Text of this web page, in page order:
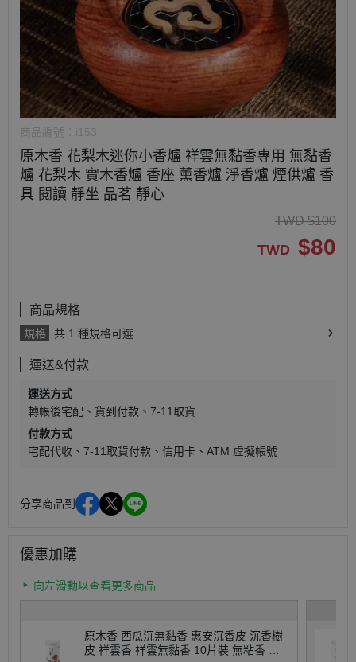
商品編號： i153
原木香 花梨木迷你小香爐 祥雲無黏香專用 無黏香
爐 花梨木 實木香爐 香座 薰香爐 淨香爐 煙供爐 香
具 閱讀 靜坐 品茗 靜心
TWD $100
TWD $80
商品規格
規格 共 1 種規格可選
運送&付款
運送方式
轉帳後宅配
貨到付款
7-11取貨
付款方式
宅配代收
7-11取貨付款 信用卡 ATM 虛擬帳號
分享商品到
優惠加購
向左滑動以查看更多商品
原木香 西瓜沉無黏香 惠安沉香皮 沉香樹
皮 祥雲香 祥雲無黏香 10片裝 無粘香 天